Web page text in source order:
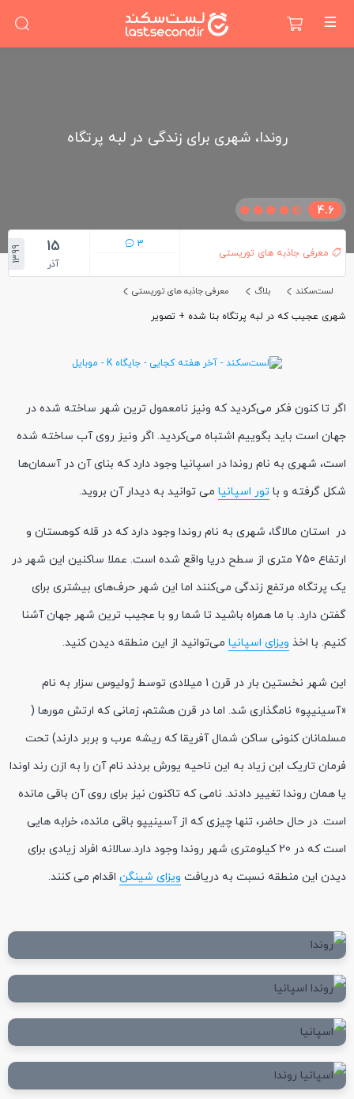
روندا، شهری برای زندگی در لبه پرتگاه
4.6
معرفی جاذبه های توریستی
3
15
آذر
1399
لست‌سکند بلاگ
معرفی جاذبه های توریستی
شهری عجیب که در لبه پرتگاه بنا شده + تصویر
اگر تا کنون فکر می‌کردید که ونیز نامعمول ترین شهر ساخته شده در
جهان است باید بگوییم اشتباه می‌کردید. اگر ونیز روی آب ساخته شده
است، شهری به نام روندا در اسپانیا وجود دارد که بنای آن در آسمان‌ها
شکل گرفته و با تور اسپانیا می توانید به دیدار آن بروید.
در استان مالاگا، شهری به نام روندا وجود دارد که در قله کوهستان و
ارتفاع 750 متری از سطح دریا واقع شده است. عملا ساکنین این شهر در
یک پرتگاه مرتفع زندگی ‌می‌کنند اما این شهر حرف‌های بیشتری برای
گفتن دارد. با ما همراه باشید تا شما رو با عجیب ترین شهر جهان آشنا
کنیم. با اخذ ویزای اسپانیا می‌توانید از این منطقه دیدن کنید.
این شهر نخستین بار در قرن 1 میلادی توسط ژولیوس سزار به نام
«آسینیپو» نامگذاری شد. اما در قرن هشتم، زمانی که ارتش مورها (
مسلمانان کنونی ساکن شمال آفریقا که ریشه عرب و بربر دارند) تحت
فرمان تاریک ابن زیاد به این ناحیه یورش بردند نام آن را به ازن رند اوندا
یا همان روندا تغییر دادند. نامی که تاکنون نیز برای روی آن باقی مانده
است. در حال حاضر، تنها چیزی که از آسینیپو باقی مانده، خرابه هایی
است که در 20 کیلومتری شهر روندا وجود دارد.سالانه افراد زیادی برای
دیدن این منطقه نسبت به دریافت ویزای شینگن اقدام می کنند.